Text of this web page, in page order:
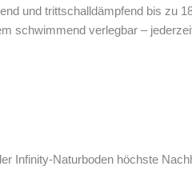
und trittschalldämpfend bis zu
schwimmend verlegbar –
Infinity-Naturboden höchste